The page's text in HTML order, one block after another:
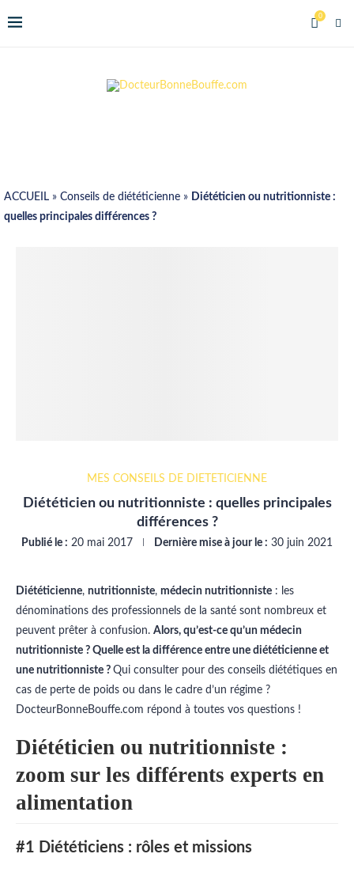
0
ACCUEIL » Conseils de diététicienne » Diététicien ou nutritionniste :
quelles principales différences ?
MES CONSEILS DE DIÉTÉTICIENNE
Diététicien ou nutritionniste : quelles principales
différences ?
Publié le : 20 mai 2017 Dernière mise à jour le : 30 juin 2021
Diététicienne, nutritionniste, médecin nutritionniste : les
dénominations des professionnels de la santé sont nombreux et
peuvent prêter à confusion. Alors, qu’est-ce qu’un médecin
nutritionniste ? Quelle est la différence entre une diététicienne et
une nutritionniste ? Qui consulter pour des conseils diététiques en
cas de perte de poids ou dans le cadre d’un régime ?
DocteurBonneBouffe.com répond à toutes vos questions !
Diététicien ou nutritionniste :
zoom sur les différents experts en
alimentation
#1 Diététiciens : rôles et missions